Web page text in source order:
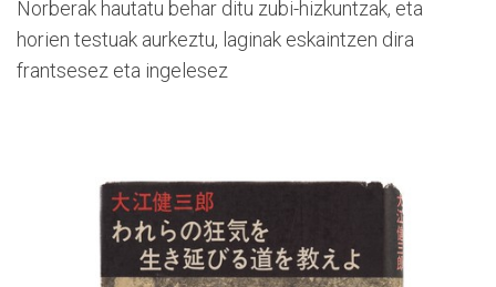
Norberak hautatu behar ditu zubi-hizkuntzak, eta
horien testuak aurkeztu, laginak eskaintzen dira
frantsesez eta ingelesez